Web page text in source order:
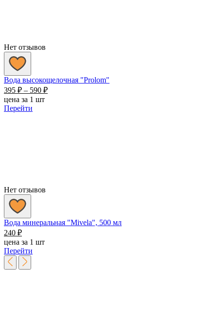
Нет отзывов
Вода высокощелочная "Prolom"
395 ₽ – 590 ₽Диапазон
цена за 1 шт
Перейти
Нет отзывов
Вода минеральная "Mivela", 500 мл
240 ₽
цена за 1 шт
Перейти